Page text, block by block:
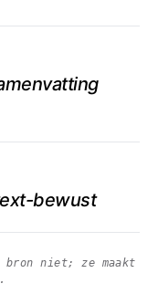
bewust
bron niet; ze maakt